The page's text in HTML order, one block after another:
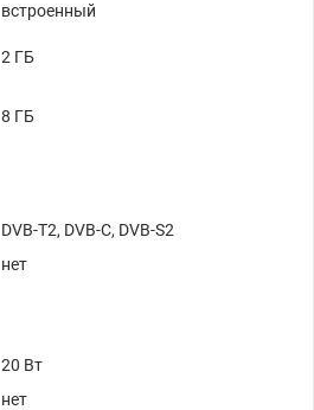
встроенный
2 ГБ
8 ГБ
DVB-T2, DVB-C, DVB-S2
нет
20 Вт
нет